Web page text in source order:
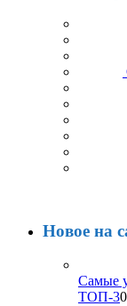
Новое на
Самые
ТОП-3